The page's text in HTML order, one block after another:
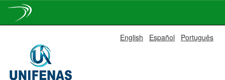
navigation
English Español Português